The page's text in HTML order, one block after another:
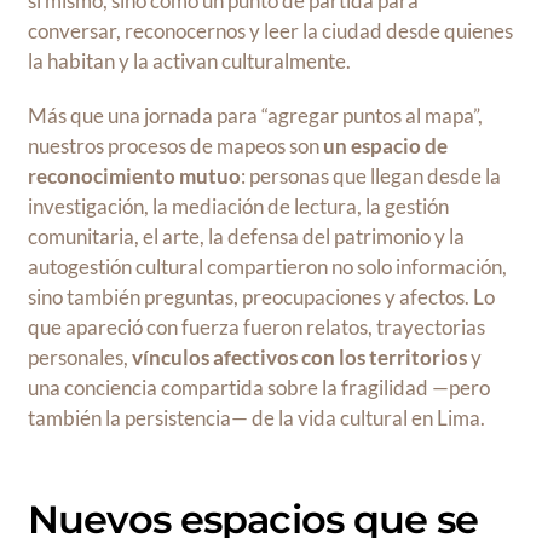
conversar, reconocernos y leer la ciudad desde quienes
la habitan y la activan culturalmente.
Más que una jornada para “agregar puntos al mapa”,
nuestros procesos de mapeos sonun espacio de
reconocimiento mutuo: personas que llegan desde la
investigación, la mediación de lectura, la gestión
comunitaria, el arte, la defensa del patrimonio y la
autogestión cultural compartieron no solo información,
sino también preguntas, preocupaciones y afectos. Lo
que apareció con fuerza fueron relatos, trayectorias
personales,vínculos afectivos con los territoriosy
una conciencia compartida sobre la fragilidad —pero
también la persistencia— de la vida cultural en Lima.
Nuevos espacios que se